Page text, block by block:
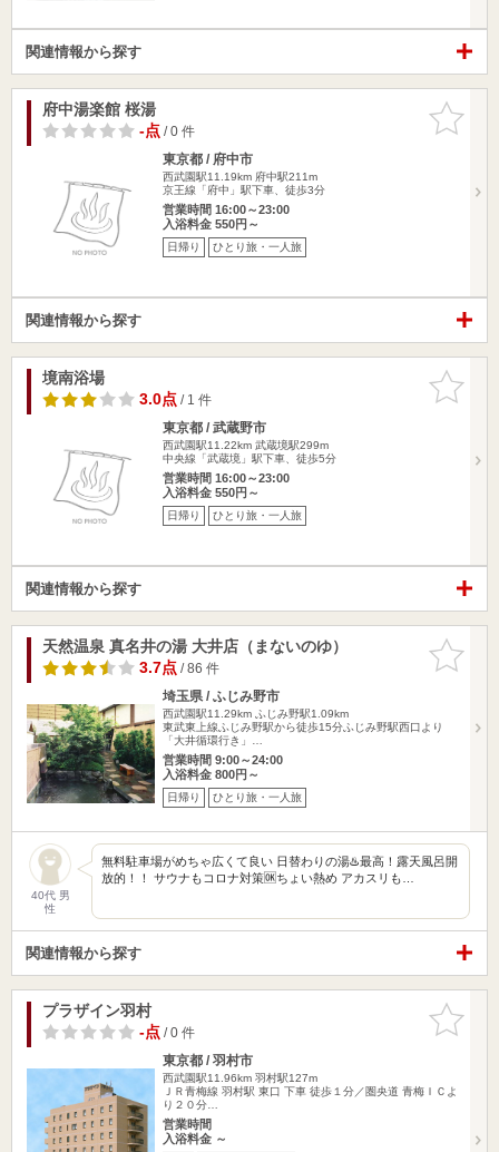
関連情報から探す
お気に入
りに追加
府中湯楽館 桜湯
-点/ 0 件
東京都 / 府中市
西武園駅11.19km 府中駅211m
京王線「府中」駅下車、徒歩3分
営業時間 16:00～23:00
入浴料金 550円～
日帰り ひとり旅・一人旅
関連情報から探す
お気に入
りに追加
境南浴場
3.0点/ 1 件
東京都 / 武蔵野市
西武園駅11.22km 武蔵境駅299m
中央線「武蔵境」駅下車、徒歩5分
営業時間 16:00～23:00
入浴料金 550円～
日帰り ひとり旅・一人旅
関連情報から探す
お気に入
りに追加
天然温泉 真名井の湯 大井店（まないのゆ）
3.7点/ 86 件
埼玉県 / ふじみ野市
西武園駅11.29km ふじみ野駅1.09km
東武東上線ふじみ野駅から徒歩15分ふじみ野駅西口より
「大井循環行き」…
営業時間 9:00～24:00
入浴料金 800円～
日帰り ひとり旅・一人旅
40代 男
性
無料駐車場がめちゃ広くて良い 日替わりの湯♨️最高！露天風呂開
放的！！ サウナもコロナ対策🆗ちょい熱め アカスリも…
関連情報から探す
お気に入
りに追加
プラザイン羽村
-点/ 0 件
東京都 / 羽村市
西武園駅11.96km 羽村駅127m
ＪＲ青梅線 羽村駅 東口 下車 徒歩１分／圏央道 青梅ＩＣよ
り２０分…
営業時間
入浴料金 ～